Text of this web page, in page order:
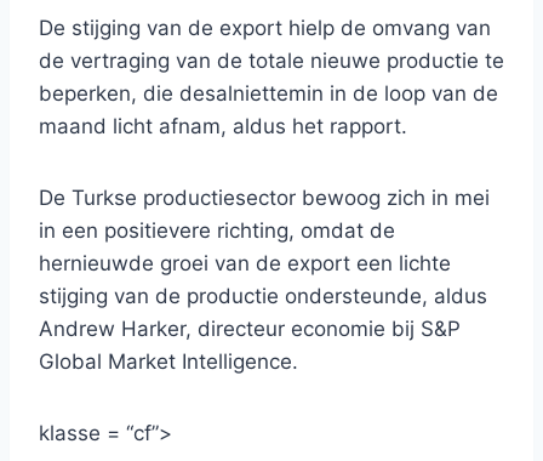
De stijging van de export hielp de omvang van
de vertraging van de totale nieuwe productie te
beperken, die desalniettemin in de loop van de
maand licht afnam, aldus het rapport.
De Turkse productiesector bewoog zich in mei
in een positievere richting, omdat de
hernieuwde groei van de export een lichte
stijging van de productie ondersteunde, aldus
Andrew Harker, directeur economie bij S&P
Global Market Intelligence.
klasse = “cf”>